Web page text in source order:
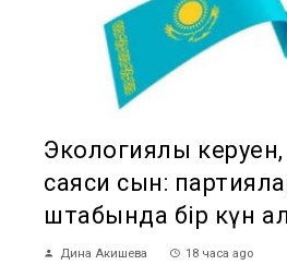
Экологиялық
саяси сын:
штабында бір күн
Дина Акишева 18 часа ago